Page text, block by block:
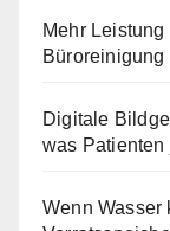
Mehr
Büroreinigung
Digitale
was
Wenn Wasser